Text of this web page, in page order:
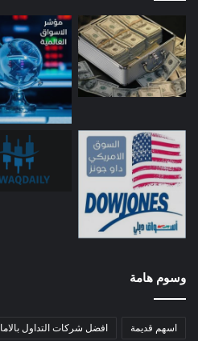
وسوم هامة
اسهم قديمة افضل شركات التداول